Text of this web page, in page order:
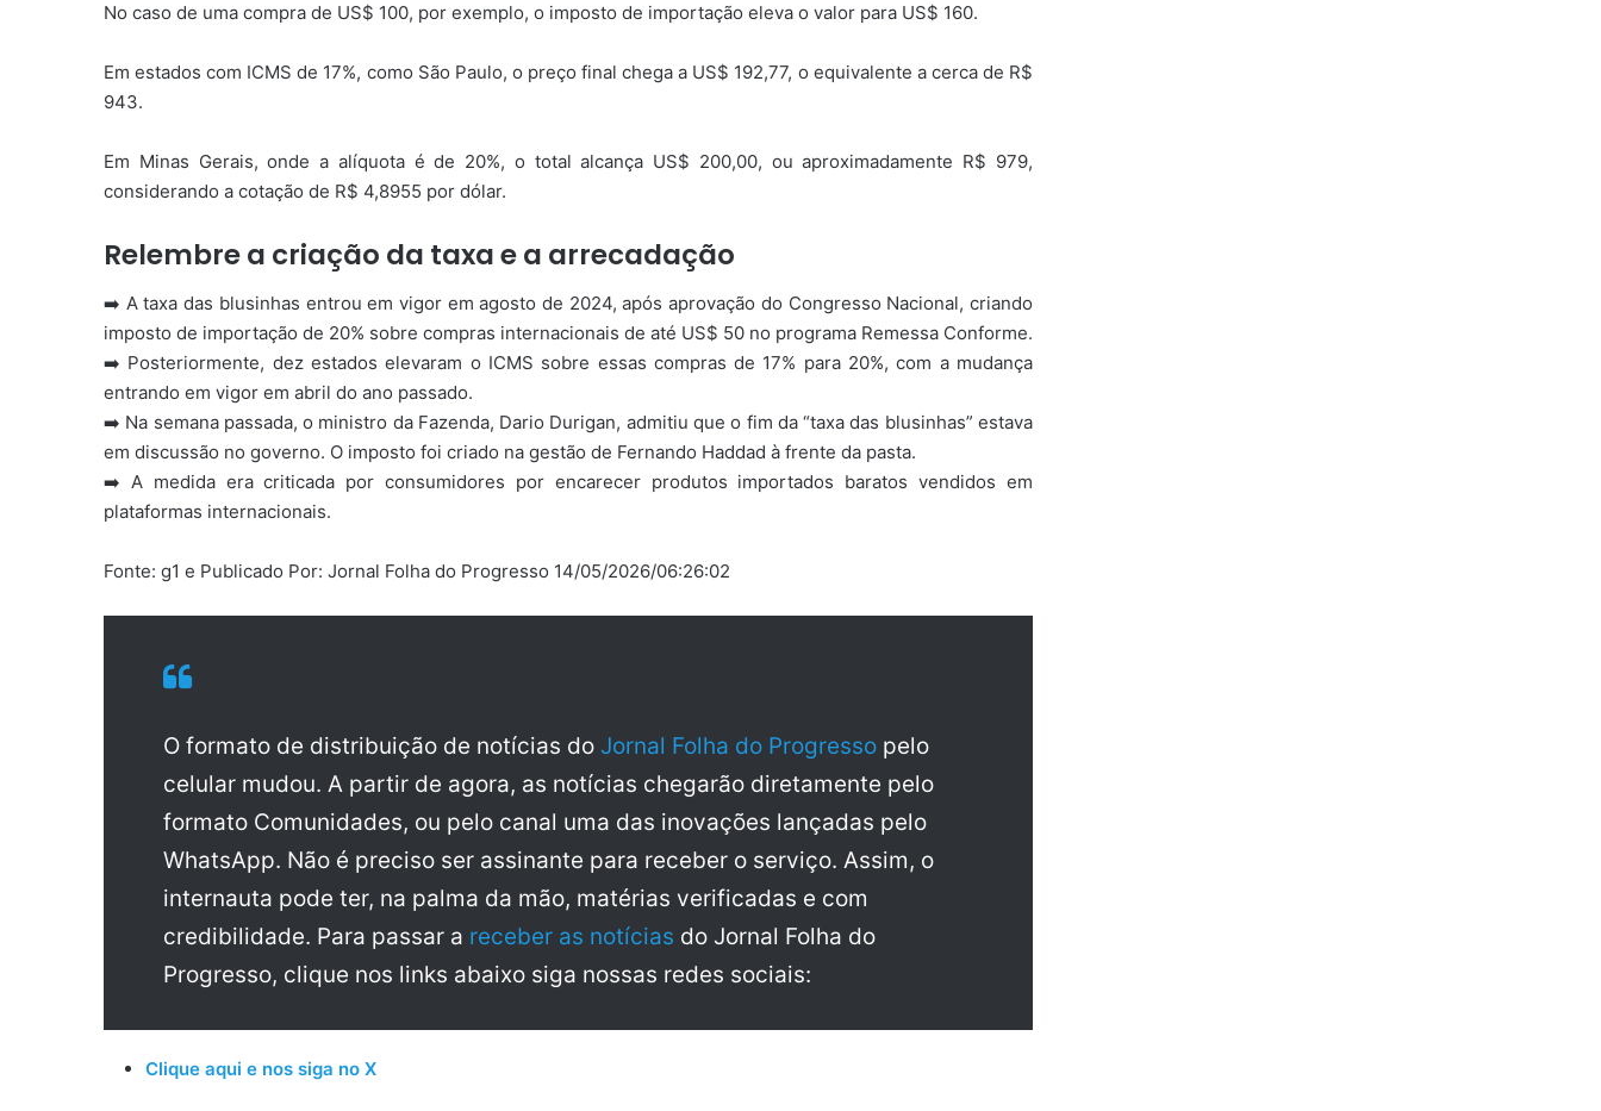
No caso de uma compra de US$ 100, por exemplo, o imposto de importação eleva o valor para US$ 160.
Em estados com ICMS de 17%, como São Paulo, o preço final chega a US$ 192,77, o equivalente a cerca de R$
943.
Em Minas Gerais, onde a alíquota é de 20%, o total alcança US$ 200,00, ou aproximadamente R$ 979,
considerando a cotação de R$ 4,8955 por dólar.
Relembre a criação da taxa e a arrecadação
➡️ A taxa das blusinhas entrou em vigor em agosto de 2024, após aprovação do Congresso Nacional, criando
imposto de importação de 20% sobre compras internacionais de até US$ 50 no programa Remessa Conforme.
➡️ Posteriormente, dez estados elevaram o ICMS sobre essas compras de 17% para 20%, com a mudança
entrando em vigor em abril do ano passado.
➡️ Na semana passada, o ministro da Fazenda, Dario Durigan, admitiu que o fim da “taxa das blusinhas” estava
em discussão no governo. O imposto foi criado na gestão de Fernando Haddad à frente da pasta.
➡️ A medida era criticada por consumidores por encarecer produtos importados baratos vendidos em
plataformas internacionais.
Fonte: g1 e Publicado Por: Jornal Folha do Progresso 14/05/2026/06:26:02
O formato de distribuição de notícias do Jornal Folha do Progresso pelo
celular mudou. A partir de agora, as notícias chegarão diretamente pelo
formato Comunidades, ou pelo canal uma das inovações lançadas pelo
WhatsApp. Não é preciso ser assinante para receber o serviço. Assim, o
internauta pode ter, na palma da mão, matérias verificadas e com
credibilidade. Para passar a receber as notícias do Jornal Folha do
Progresso, clique nos links abaixo siga nossas redes sociais:
Clique aqui e nos siga no X